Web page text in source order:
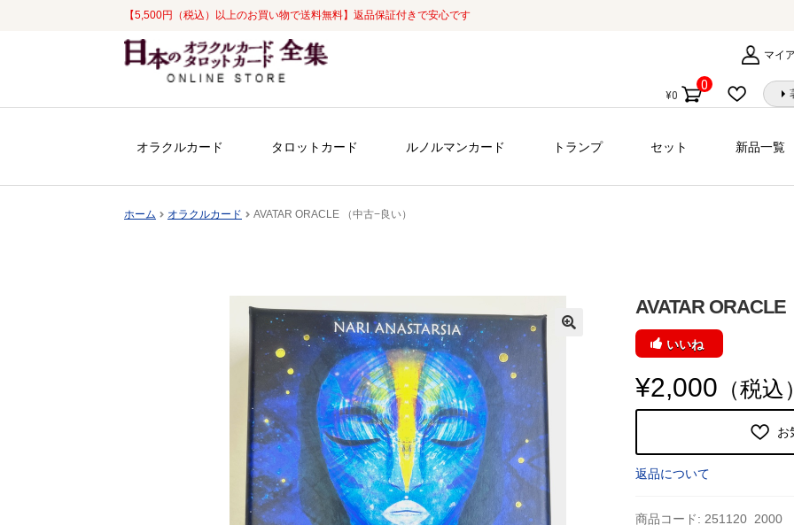
【5,500円（税込）以上のお買い物で送料無料】返品保証付きで安心です
ナ
ビ
ン
コ
ン
ス
マイ
¥0
0
個
オラクルカード タロットカード ルノルマンカード トランプ セット 新品一覧
ホーム オラクルカード AVATAR ORACLE （中古−良い）
AVATAR ORACLE
いいね
¥2,000 （税込）
お
返品について
商品コード: 251120_2000